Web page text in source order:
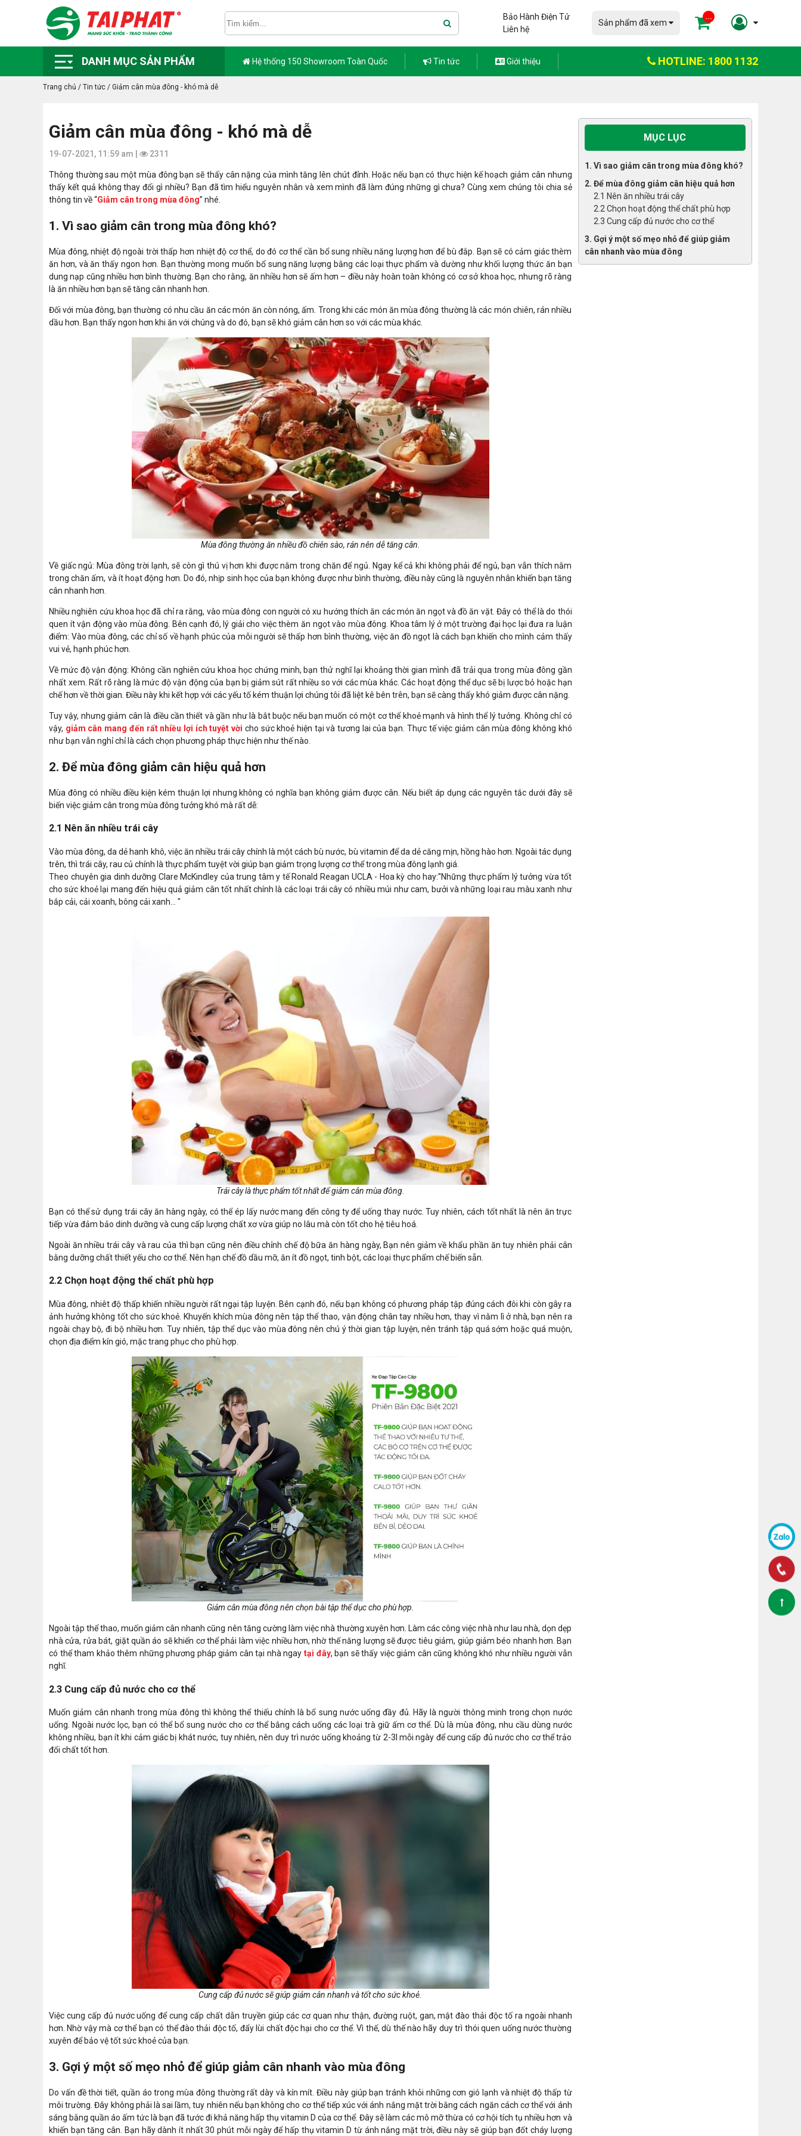
Bảo Hành Điện Tử
Liên hệ
Sản phẩm đã xem
...
DANH MỤC SẢN PHẨM Hệ thống 150 Showroom Toàn Quốc Tin tức Giới thiệu HOTLINE: 1800 1132
Trang chủ / Tin tức / Giảm cân mùa đông - khó mà dễ
Giảm cân mùa đông - khó mà dễ
19-07-2021, 11:59 am | 2311
Thông thường sau một mùa đông bạn sẽ thấy cân nặng của mình tăng lên chút đỉnh. Hoặc nếu bạn có thực hiện kế hoạch giảm cân nhưng
thấy kết quả không thay đổi gì nhiều? Bạn đã tìm hiểu nguyên nhân và xem mình đã làm đúng những gì chưa? Cùng xem chúng tôi chia sẻ
thông tin về “Giảm cân trong mùa đông” nhé.
1. Vì sao giảm cân trong mùa đông khó?
Mùa đông, nhiệt độ ngoài trời thấp hơn nhiệt độ cơ thể, do đó cơ thể cần bổ sung nhiều năng lượng hơn để bù đắp. Bạn sẽ có cảm giác thèm
ăn hơn, và ăn thấy ngon hơn. Bạn thường mong muốn bổ sung năng lượng bằng các loại thực phẩm và dường như khối lượng thức ăn bạn
dung nạp cũng nhiều hơn bình thường. Bạn cho rằng, ăn nhiều hơn sẽ ấm hơn – điều này hoàn toàn không có cơ sở khoa học, nhưng rõ ràng
là ăn nhiều hơn bạn sẽ tăng cân nhanh hơn.
Đối với mùa đông, bạn thường có nhu cầu ăn các món ăn còn nóng, ấm. Trong khi các món ăn mùa đông thường là các món chiên, rán nhiều
dầu hơn. Bạn thấy ngon hơn khi ăn với chúng và do đó, bạn sẽ khó giảm cân hơn so với các mùa khác.
Mùa đông thường ăn nhiều đồ chiên sào, rán nên dễ tăng cân.
Về giấc ngủ: Mùa đông trời lạnh, sẽ còn gì thú vị hơn khi được nằm trong chăn để ngủ. Ngay kể cả khi không phải để ngủ, bạn vẫn thích nằm
trong chăn ấm, và ít hoạt động hơn. Do đó, nhịp sinh học của bạn không được như bình thường, điều này cũng là nguyên nhân khiến bạn tăng
cân nhanh hơn.
Nhiều nghiên cứu khoa học đã chỉ ra rằng, vào mùa đông con người có xu hướng thích ăn các món ăn ngọt và đồ ăn vặt. Đây có thể là do thói
quen ít vận động vào mùa đông. Bên cạnh đó, lý giải cho việc thèm ăn ngọt vào mùa đông. Khoa tâm lý ở một trường đại học lại đưa ra luận
điểm: Vào mùa đông, các chỉ số về hạnh phúc của mỗi người sẽ thấp hơn bình thường, việc ăn đồ ngọt là cách bạn khiến cho mình cảm thấy
vui vẻ, hạnh phúc hơn.
Về mức độ vận động: Không cần nghiên cứu khoa học chứng minh, bạn thử nghĩ lại khoảng thời gian mình đã trải qua trong mùa đông gần
nhất xem. Rất rõ ràng là mức độ vận động của bạn bị giảm sút rất nhiều so với các mùa khác. Các hoạt động thể dục sẽ bị lược bỏ hoặc hạn
chế hơn về thời gian. Điều này khi kết hợp với các yếu tố kém thuận lợi chúng tôi đã liệt kê bên trên, bạn sẽ càng thấy khó giảm được cân nặng.
Tuy vậy, nhưng giảm cân là điều cần thiết và gần như là bắt buộc nếu bạn muốn có một cơ thể khoẻ mạnh và hình thể lý tưởng. Không chỉ có
vậy, giảm cân mang đến rất nhiều lợi ích tuyệt vời cho sức khoẻ hiện tại và tương lai của bạn. Thực tế việc giảm cân mùa đông không khó
như bạn vẫn nghỉ chỉ là cách chọn phương pháp thực hiện như thế nào.
2. Để mùa đông giảm cân hiệu quả hơn
Mùa đông có nhiều điều kiện kém thuận lợi nhưng không có nghĩa bạn không giảm được cân. Nếu biết áp dụng các nguyên tắc dưới đây sẽ
biến việc giảm cân trong mùa đông tưởng khó mà rất dễ:
2.1 Nên ăn nhiều trái cây
Vào mùa đông, da dẻ hanh khô, việc ăn nhiều trái cây chính là một cách bù nước, bù vitamin để da dẻ căng mịn, hồng hào hơn. Ngoài tác dụng
trên, thì trái cây, rau củ chính là thực phẩm tuyệt vời giúp bạn giảm trọng lượng cơ thể trong mùa đông lạnh giá.
Theo chuyên gia dinh dưỡng Clare McKindley của trung tâm y tế Ronald Reagan UCLA - Hoa kỳ cho hay:''Những thực phẩm lý tưởng vừa tốt
cho sức khoẻ lại mang đến hiệu quả giảm cân tốt nhất chính là các loại trái cây có nhiều múi như cam, bưởi và những loại rau màu xanh như
bắp cải, cải xoanh, bông cải xanh... "
Trái cây là thực phẩm tốt nhất để giảm cân mùa đông.
Bạn có thể sử dụng trái cây ăn hàng ngày, có thể ép lấy nước mang đến công ty để uống thay nước. Tuy nhiên, cách tốt nhất là nên ăn trực
tiếp vừa đảm bảo dinh dưỡng và cung cấp lượng chất xơ vừa giúp no lâu mà còn tốt cho hệ tiêu hoá.
Ngoài ăn nhiều trái cây và rau của thì bạn cũng nên điều chỉnh chế độ bữa ăn hàng ngày, Bạn nên giảm về khẩu phần ăn tuy nhiên phải cân
bằng dưỡng chất thiết yếu cho cơ thể. Nên hạn chế đồ dầu mỡ, ăn ít đồ ngọt, tinh bột, các loại thực phẩm chế biến sẵn.
2.2 Chọn hoạt động thể chất phù hợp
Mùa đông, nhiêt độ thấp khiến nhiều người rất ngại tập luyện. Bên cạnh đó, nếu bạn không có phương pháp tập đúng cách đôi khi còn gây ra
ảnh hưởng không tốt cho sức khoẻ. Khuyến khích mùa đông nên tập thể thao, vận động chân tay nhiều hơn, thay vì nằm lì ở nhà, bạn nên ra
ngoài chạy bộ, đi bộ nhiều hơn. Tuy nhiên, tập thể dục vào mùa đông nên chú ý thời gian tập luyện, nên tránh tập quá sớm hoặc quá muộn,
chọn địa điểm kín gió, mặc trang phục cho phù hợp.
Giảm cân mùa đông nên chọn bài tập thể dục cho phù hợp.
Ngoài tập thể thao, muốn giảm cân nhanh cũng nên tăng cường làm việc nhà thường xuyên hơn. Làm các công việc nhà như lau nhà, dọn dẹp
nhà cửa, rửa bát, giặt quần áo sẽ khiến cơ thể phải làm việc nhiều hơn, nhờ thế năng lượng sẽ được tiêu giảm, giúp giảm béo nhanh hơn. Bạn
có thể tham khảo thêm những phương pháp giảm cân tại nhà ngay tại đây, bạn sẽ thấy việc giảm cân cũng không khó như nhiều người vẫn
nghĩ.
2.3 Cung cấp đủ nước cho cơ thể
Muốn giảm cân nhanh trong mùa đông thì không thể thiếu chính là bổ sung nước uống đầy đủ. Hãy là người thông minh trong chọn nước
uống. Ngoài nước lọc, bạn có thể bổ sung nước cho cơ thể bằng cách uống các loại trà giữ ấm cơ thể. Dù là mùa đông, nhu cầu dùng nước
không nhiều, bạn ít khi cảm giác bị khát nước, tuy nhiên, nên duy trì nước uống khoảng từ 2-3l mỗi ngày để cung cấp đủ nước cho cơ thể trảo
đổi chất tốt hơn.
Cung cấp đủ nước sẽ giúp giảm cân nhanh và tốt cho sức khoẻ.
Việc cung cấp đủ nước uống để cung cấp chất dẫn truyền giúp các cơ quan như thận, đường ruột, gan, mật đào thải độc tố ra ngoài nhanh
hơn. Nhờ vậy mà cơ thể bạn có thể đào thải độc tố, đẩy lùi chất độc hại cho cơ thể. Vì thế, dù thế nào hãy duy trì thói quen uống nước thường
xuyên để bảo vệ tốt sức khoẻ của bạn.
3. Gợi ý một số mẹo nhỏ để giúp giảm cân nhanh vào mùa đông
Do vấn đề thời tiết, quần áo trong mùa đông thường rất dày và kín mít. Điều này giúp bạn tránh khỏi những cơn gió lạnh và nhiệt độ thấp từ
môi trường. Đây không phải là sai lầm, tuy nhiên nếu bạn không cho cơ thể tiếp xúc với ánh nắng mặt trời bằng cách ngăn cách cơ thể với ánh
sáng bằng quần áo ấm tức là bạn đã tước đi khả năng hấp thụ vitamin D của cơ thể. Đây sẽ làm các mô mỡ thừa có cơ hội tích tụ nhiều hơn và
khiến bạn tăng cân. Bạn hãy dành ít nhất 30 phút mỗi ngày để hấp thụ vitamin D từ ánh nắng mặt trời, điều này sẽ giúp bạn đốt cháy lượng
MỤC LỤC
1. Vì sao giảm cân trong mùa đông khó?
2. Để mùa đông giảm cân hiệu quả hơn
2.1 Nên ăn nhiều trái cây
2.2 Chọn hoạt động thể chất phù hợp
2.3 Cung cấp đủ nước cho cơ thể
3. Gợi ý một số mẹo nhỏ để giúp giảm
cân nhanh vào mùa đông